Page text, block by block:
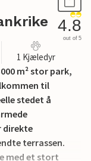
4.8
out of 5
1 Kjæledyr
m² stor park,
til
stedet å
direkte
terrassen.
med et stort